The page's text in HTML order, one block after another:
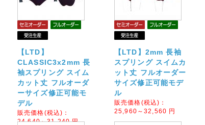
【LTD】
CLASSIC3x2mm 長
袖スプリング スイム
カット丈 フルオーダ
ーサイズ修正可能モ
デル
販売価格(税込)：
24,640～31,240円
【LTD】2mm 長袖
スプリング スイムカ
ット丈 フルオーダー
サイズ修正可能モデ
ル
販売価格(税込)：
25,960～32,560 円